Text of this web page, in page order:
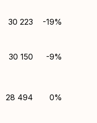
30 223 -19%
30 150 -9%
28 494 0%